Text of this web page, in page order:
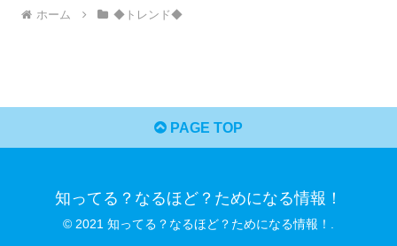
ホーム ◆トレンド◆
PAGE TOP
知ってる？なるほど？ためになる情報！
© 2021 知ってる？なるほど？ためになる情報！.